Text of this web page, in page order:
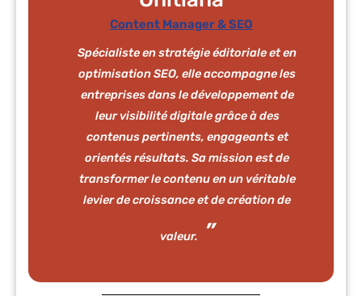
Content Manager & SEO
Spécialiste en stratégie éditoriale et en
optimisation SEO, elle accompagne les
entreprises dans le développement de
leur visibilité digitale grâce à des
contenus pertinents, engageants et
orientés résultats. Sa mission est de
transformer le contenu en un véritable
levier de croissance et de création de
valeur.